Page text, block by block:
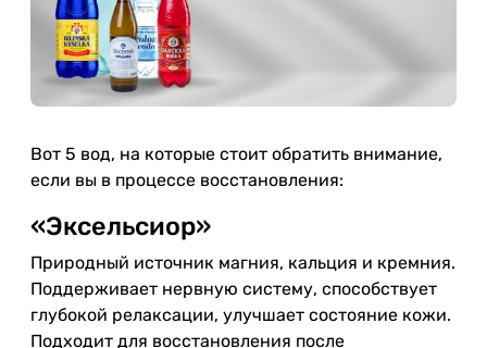
Вот 5 вод, на которые стоит обратить внимание,
если вы в процессе восстановления:
«Эксельсиор»
Природный источник магния, кальция и кремния.
Поддерживает нервную систему, способствует
глубокой релаксации, улучшает состояние кожи.
Подходит для восстановления после